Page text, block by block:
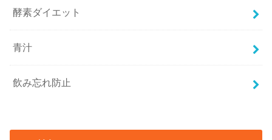
酵素ダイエット
青汁
飲み忘れ防止